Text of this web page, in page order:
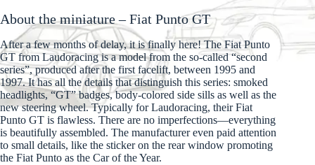
About the miniature – Fiat Punto GT
After a few months of delay, it is finally here! The Fiat Punto
GT from Laudoracing is a model from the so-called “second
series”, produced after the first facelift, between 1995 and
1997. It has all the details that distinguish this series: smoked
headlights, “GT” badges, body-colored side sills as well as the
new steering wheel. Typically for Laudoracing, their Fiat
Punto GT is flawless. There are no imperfections—everything
is beautifully assembled. The manufacturer even paid attention
to small details, like the sticker on the rear window promoting
the Fiat Punto as the Car of the Year.